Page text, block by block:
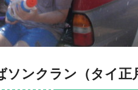
ソンクラン（タイ正